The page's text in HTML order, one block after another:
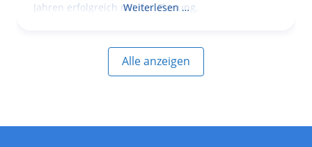
Jahren erfolgreich mit der Planung,
Weiterlesen …
Alle anzeigen